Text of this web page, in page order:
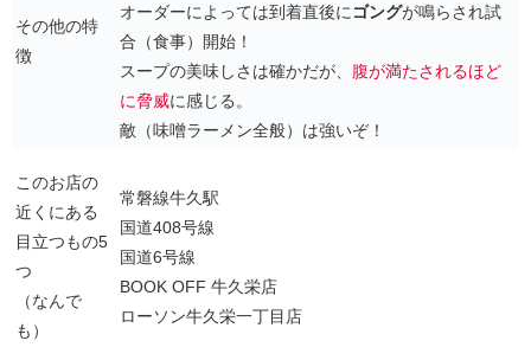
その他の特
徴
オーダーによっては到着直後に ゴングが鳴らされ試
合（食事）開始！
スープの美味しさは確かだが、 腹が満たされるほど
に脅威に感じる。
敵（味噌ラーメン全般）は強いぞ！
このお店の
近くにある
目立つもの5
つ
（なんで
も）
常磐線牛久駅
国道408号線
国道6号線
BOOK OFF 牛久栄店
ローソン牛久栄一丁目店